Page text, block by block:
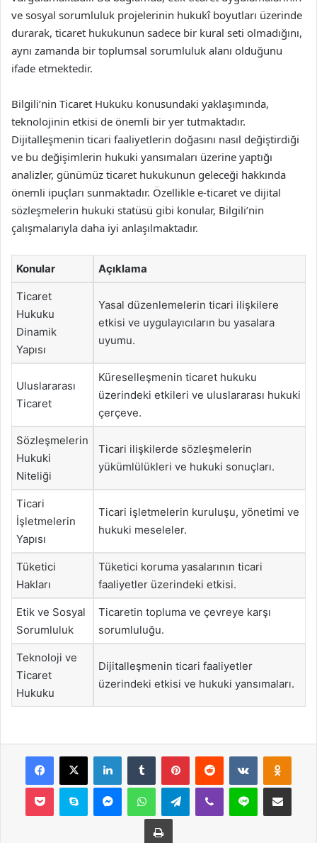
ve sosyal sorumluluk projelerinin hukukî boyutları üzerinde
durarak, ticaret hukukunun sadece bir kural seti olmadığını,
aynı zamanda bir toplumsal sorumluluk alanı olduğunu
ifade etmektedir.
Bilgili’nin Ticaret Hukuku konusundaki yaklaşımında,
teknolojinin etkisi de önemli bir yer tutmaktadır.
Dijitalleşmenin ticari faaliyetlerin doğasını nasıl değiştirdiği
ve bu değişimlerin hukuki yansımaları üzerine yaptığı
analizler, günümüz ticaret hukukunun geleceği hakkında
önemli ipuçları sunmaktadır. Özellikle e-ticaret ve dijital
sözleşmelerin hukuki statüsü gibi konular, Bilgili’nin
çalışmalarıyla daha iyi anlaşılmaktadır.
Konular Açıklama
Ticaret
Hukuku
Dinamik
Yapısı
Yasal düzenlemelerin ticari ilişkilere
etkisi ve uygulayıcıların bu yasalara
uyumu.
Uluslararası
Ticaret
Küreselleşmenin ticaret hukuku
üzerindeki etkileri ve uluslararası hukuki
çerçeve.
Sözleşmelerin
Hukuki
Niteliği
Ticari ilişkilerde sözleşmelerin
yükümlülükleri ve hukuki sonuçları.
Ticari
İşletmelerin
Yapısı
Ticari işletmelerin kuruluşu, yönetimi ve
hukuki meseleler.
Tüketici
Hakları
Tüketici koruma yasalarının ticari
faaliyetler üzerindeki etkisi.
Etik ve Sosyal
Sorumluluk
Ticaretin topluma ve çevreye karşı
sorumluluğu.
Teknoloji ve
Ticaret
Hukuku
Dijitalleşmenin ticari faaliyetler
üzerindeki etkisi ve hukuki yansımaları.
Facebook
X LinkedInTumblr PinterestReddit VKontakte
Pocket Skype MessengerWhatsAppTelegramViber Line E-Posta ile
Yazdır